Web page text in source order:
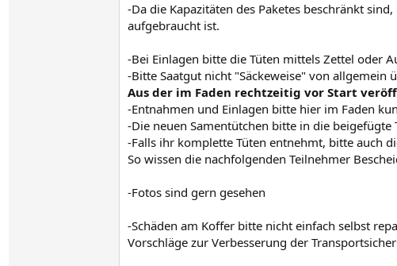
-Da die Kapazitäten des Paketes beschränkt sind,
aufgebraucht ist.
-Bei Einlagen bitte die Tüten mittels Zettel oder
-Bitte Saatgut nicht "Säckeweise" von
Aus der im Faden rechtzeitig vor Start
-Entnahmen und Einlagen bitte hier im Faden
-Die neuen Samentütchen bitte in die beigefügte
-Falls ihr komplette Tüten entnehmt, bitte auch
So wissen die nachfolgenden Teilnehmer
-Fotos sind gern gesehen
-Schäden am Koffer bitte nicht einfach selbst
Vorschläge zur Verbesserung der